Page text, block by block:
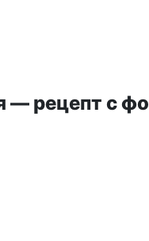
— рецепт с